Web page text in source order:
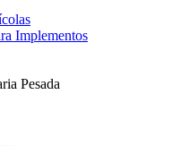
Implementos
Pesada